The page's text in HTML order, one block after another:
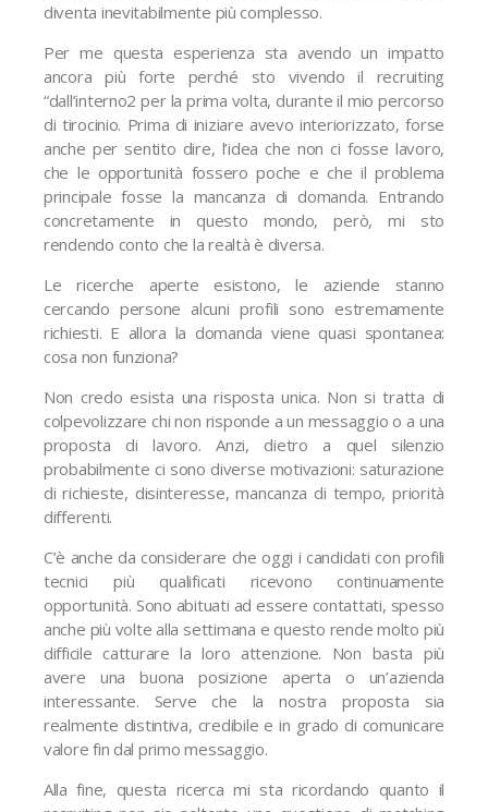
diventa inevitabilmente più complesso.
Per me questa esperienza sta avendo un impatto
ancora più forte perché sto vivendo il recruiting
“dall’interno2 per la prima volta, durante il mio percorso
di tirocinio. Prima di iniziare avevo interiorizzato, forse
anche per sentito dire, l’idea che non ci fosse lavoro,
che le opportunità fossero poche e che il problema
principale fosse la mancanza di domanda. Entrando
concretamente in questo mondo, però, mi sto
rendendo conto che la realtà è diversa.
Le ricerche aperte esistono, le aziende stanno
cercando persone alcuni profili sono estremamente
richiesti. E allora la domanda viene quasi spontanea:
cosa non funziona?
Non credo esista una risposta unica. Non si tratta di
colpevolizzare chi non risponde a un messaggio o a una
proposta di lavoro. Anzi, dietro a quel silenzio
probabilmente ci sono diverse motivazioni: saturazione
di richieste, disinteresse, mancanza di tempo, priorità
differenti.
C’è anche da considerare che oggi i candidati con profili
tecnici più qualificati ricevono continuamente
opportunità. Sono abituati ad essere contattati, spesso
anche più volte alla settimana e questo rende molto più
difficile catturare la loro attenzione. Non basta più
avere una buona posizione aperta o un’azienda
interessante. Serve che la nostra proposta sia
realmente distintiva, credibile e in grado di comunicare
valore fin dal primo messaggio.
Alla fine, questa ricerca mi sta ricordando quanto il